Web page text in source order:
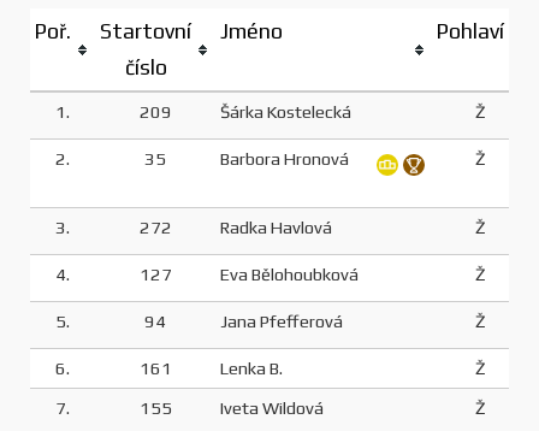
Poř.
Startovní
číslo
Jméno Pohlaví
1. 209 Šárka Kostelecká Ž
2. 35 Barbora Hronová Ž
3. 272 Radka Havlová Ž
4. 127 Eva Bělohoubková Ž
5. 94 Jana Pfefferová Ž
6. 161 Lenka B.
Ž
7.
155 Iveta Wildová Ž